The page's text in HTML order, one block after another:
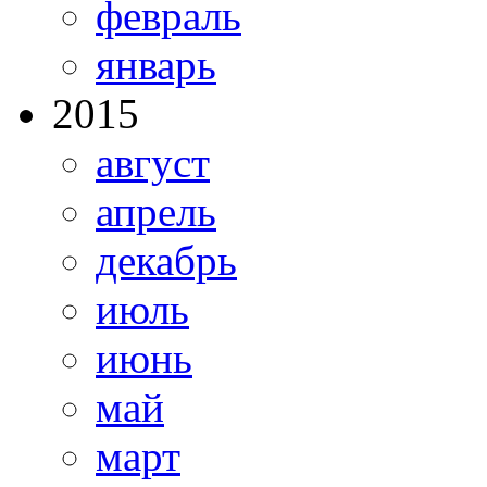
февраль
январь
2015
август
апрель
декабрь
июль
июнь
май
март